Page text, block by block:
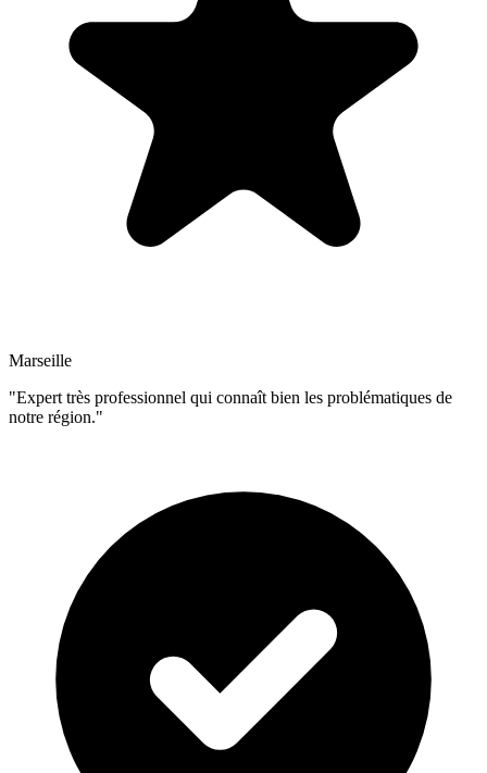
Marseille
"Expert très professionnel qui connaît bien les problématiques de
notre région."